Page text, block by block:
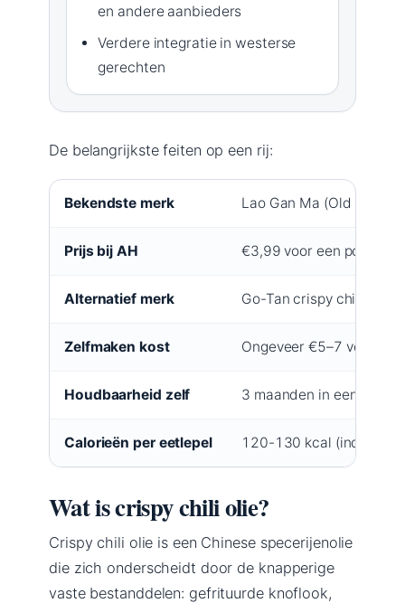
en andere aanbieders
Verdere integratie in westerse
gerechten
De belangrijkste feiten op een rij:
Bekendste merk Lao Gan Ma (Old
Prijs bij AH €3,99 voor een pot van
Alternatief merk Go-Tan crispy chilli oil,
Zelfmaken kost Ongeveer €5–7 voor
Houdbaarheid zelf 3 maanden in een
Calorieën per eetlepel 120-130 kcal (indicatie)
Wat is crispy chili olie?
Crispy chili olie is een Chinese specerijenolie
die zich onderscheidt door de knapperige
vaste bestanddelen: gefrituurde knoflook,